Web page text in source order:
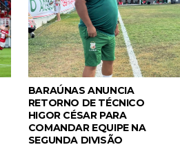
BARAÚNAS ANUNCIA
RETORNO DE TÉCNICO
HIGOR CÉSAR PARA
COMANDAR EQUIPE NA
SEGUNDA DIVISÃO